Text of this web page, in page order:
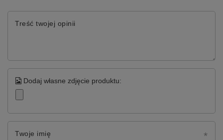
Treść twojej opinii
Dodaj własne zdjęcie produktu:
Twoje imię